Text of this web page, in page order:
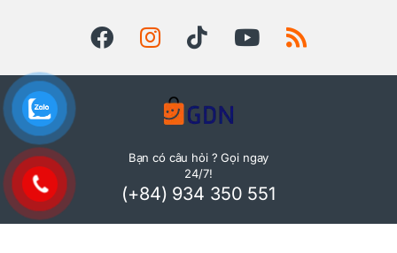
Bạn có câu hỏi ? Gọi ngay
24/7!
(+84) 934 350 551